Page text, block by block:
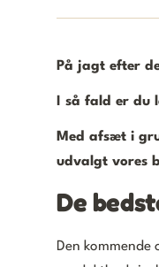
På jagt efter
I så fald er du
Med afsæt i
udvalgt vores
De
Den